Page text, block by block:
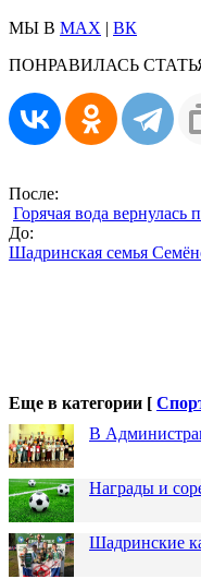
МЫ В MAX | ВК
ПОНРАВИЛАСЬ
После:
Горячая вода
До:
Шадринская семья
Еще в категории [
В
Награды и
Шадринские